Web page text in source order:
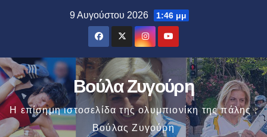
9 Αυγούστου 2026 1:46 μμ
Βούλα Ζυγούρη
Η επίσημη ιστοσελίδα της ολυμπιονίκη της πάλης ,
Βούλας Ζυγούρη